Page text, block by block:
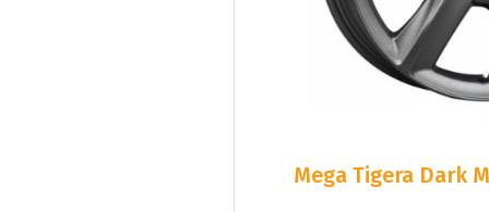
Mega Tigera Dark